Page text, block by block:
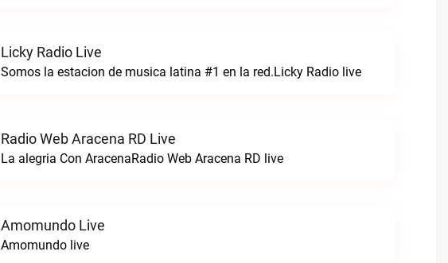
Licky Radio Live
Somos la estacion de musica latina #1 en la red.Licky Radio live
Radio Web Aracena RD Live
La alegria Con AracenaRadio Web Aracena RD live
Amomundo Live
Amomundo live